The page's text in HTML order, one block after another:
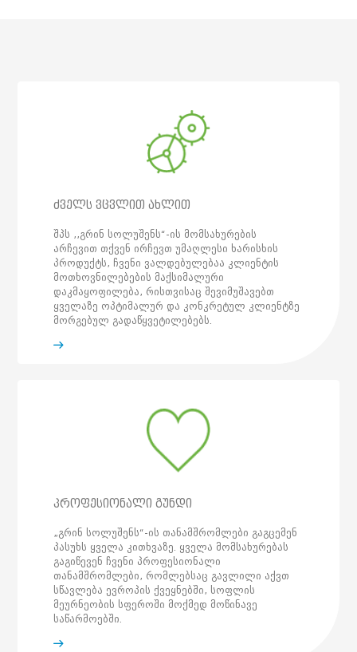
ძველს ვცვლით ახლით
შპს ,,გრინ სოლუშენს“-ის მომსახურების
არჩევით თქვენ ირჩევთ უმაღლესი ხარისხის
პროდუქტს, ჩვენი ვალდებულებაა კლიენტის
მოთხოვნილებების მაქსიმალური
დაკმაყოფილება, რისთვისაც შევიმუშავებთ
ყველაზე ოპტიმალურ და კონკრეტულ კლიენტზე
მორგებულ გადაწყვეტილებებს.
პროფესიონალი გუნდი
„გრინ სოლუშენს“-ის თანამშრომლები გაგცემენ
პასუხს ყველა კითხვაზე. ყველა მომსახურებას
გაგიწევენ ჩვენი პროფესიონალი
თანამშრომლები, რომლებსაც გავლილი აქვთ
სწავლება ევროპის ქვეყნებში, სოფლის
მეურნეობის სფეროში მოქმედ მოწინავე
საწარმოებში.